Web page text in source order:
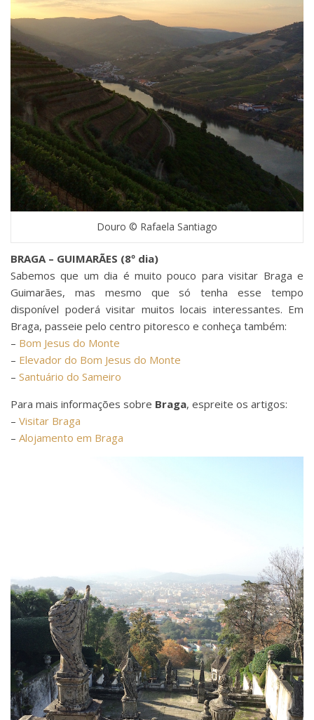
Douro © Rafaela Santiago
BRAGA – GUIMARÃES (8º dia)
Sabemos que um dia é muito pouco para visitar Braga e
Guimarães, mas mesmo que só tenha esse tempo
disponível poderá visitar muitos locais interessantes. Em
Braga, passeie pelo centro pitoresco e conheça também:
– Bom Jesus do Monte
– Elevador do Bom Jesus do Monte
– Santuário do Sameiro
Para mais informações sobre Braga, espreite os artigos:
– Visitar Braga
– Alojamento em Braga